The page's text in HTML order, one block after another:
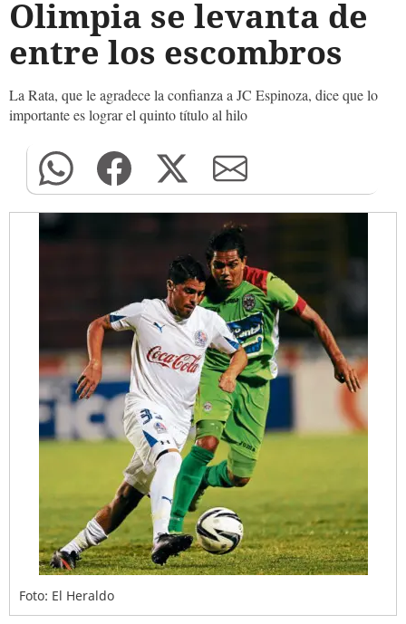
Olimpia se levanta de
entre los escombros
La Rata, que le agradece la confianza a JC Espinoza, dice que lo
importante es lograr el quinto título al hilo
Foto: El Heraldo